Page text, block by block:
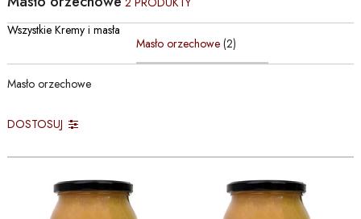
Wszystkie Kremy i masła
Masło orzechowe (2)
Masło orzechowe
DOSTOSUJ